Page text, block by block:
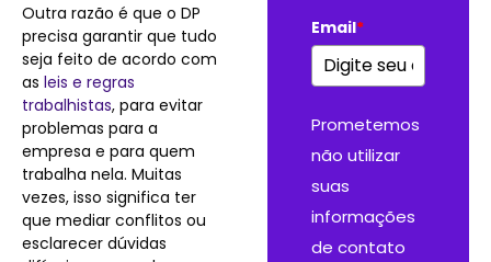
Outra razão é que o DP
precisa garantir que tudo
seja feito de acordo com
as leis e regras
trabalhistas, para evitar
problemas para a
empresa e para quem
trabalha nela. Muitas
vezes, isso significa ter
que mediar conflitos ou
esclarecer dúvidas
Email*
Prometemos
não utilizar
suas
informações
de contato